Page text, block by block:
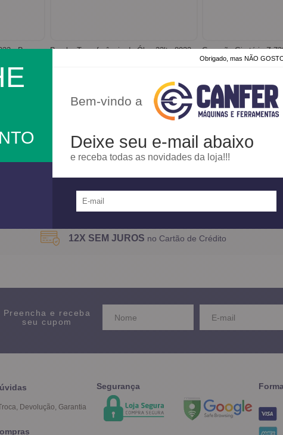
Obrigado, mas NÃO
Bem-vindo a
Deixe seu e-mail abaixo
e receba todas as novidades da loja!!!
- Bozza
Bomba Transferência de Óleo 22lts 8032 -
R$ 708,22 no boleto ou
Conexão
Produto Sob
12X SEM JUROS no Cartão de Crédito
Preencha e receba
seu cupom
Devolução, Garantia
Segurança